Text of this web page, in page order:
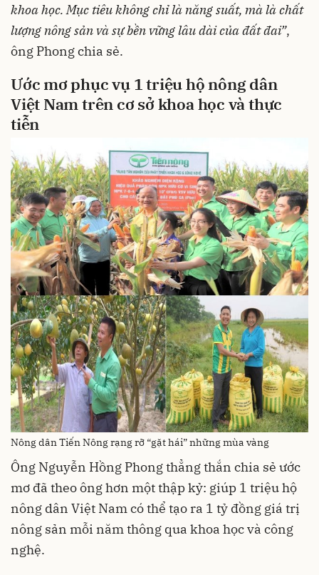
khoahọc.Mục tiêukhôngchỉlànăngsuất, màlàchất
lượngnôngsảnvàsựbềnvữnglâudàicủađấtđai”,
ông Phong chia sẻ.
Ước mơphụcvụ 1triệuhộnôngdân
Việt Namtrên cơsởkhoa học và thực
tiễn
Nông dân Tiến Nông rạng rỡ “gặt hái” những mùa vàng
Ông Nguyễn Hồng Phong thẳng thắn chia sẻ ước
mơ đã theo ông hơn một thập kỷ: giúp 1 triệu hộ
nông dân Việt Nam có thể tạo ra 1 tỷ đồng giá trị
nông sản mỗi năm thông qua khoa học và công
nghệ.